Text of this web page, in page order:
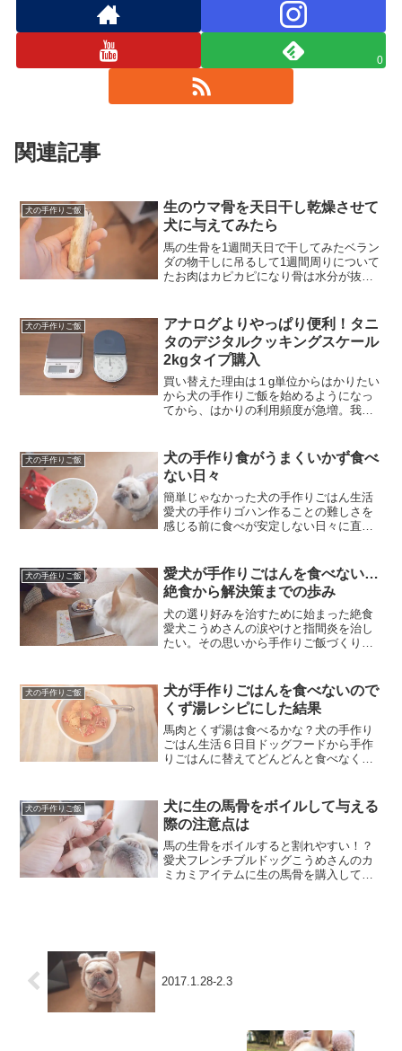
0
関連記事
犬の手作りご飯
生のウマ骨を天日干し乾燥させて
犬に与えてみたら
馬の生骨を1週間天日で干してみたベラン
ダの物干しに吊るして1週間周りについて
たお肉はカピカピになり骨は水分が抜け
く楽しめるかな？そんな甘い考えは与え
て２日目で崩れ去りま...
犬の手作りご飯
アナログよりやっぱり便利！タニ
タのデジタルクッキングスケール
2kgタイプ購入
買い替えた理由は１g単位からはかりたい
から犬の手作りご飯を始めるようになっ
てから、はかりの利用頻度が急増。我が
なので最小が１gで最大が２kgのレトロな
色合いとアナ...
犬の手作りご飯
犬の手作り食がうまくいかず食べ
ない日々
簡単じゃなかった犬の手作りごはん生活
愛犬の手作りゴハン作ることの難しさを
感じる前に食べが安定しない日々に直面
量が減っていって３食目あたりは拒否…
好き嫌いとかなのかなと調...
犬の手作りご飯
愛犬が手作りごはんを食べない…
絶食から解決策までの歩み
犬の選り好みを治すために始まった絶食
愛犬こうめさんの涙やけと指間炎を治し
たい。その思いから手作りご飯づくりを
なのか食べる風味の問題なのか最後のほ
うは悩みすぎてバナナと馬肉...
犬の手作りご飯
犬が手作りごはんを食べないので
くず湯レシピにした結果
馬肉とくず湯は食べるかな？犬の手作り
ごはん生活６日目ドッグフードから手作
りごはんに替えてどんどんと食べなくな
もご飯もキライ馬肉は食べると分かった
ので「かんたん犬ごはん」...
犬の手作りご飯
犬に生の馬骨をボイルして与える
際の注意点は
馬の生骨をボイルすると割れやすい！？
愛犬フレンチブルドッグこうめさんのカ
ミカミアイテムに生の馬骨を購入してあ
2017.1.28-2.3